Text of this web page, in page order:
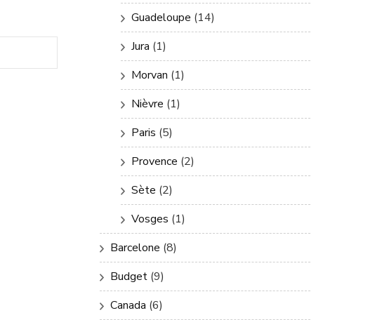
Guadeloupe (14)
Jura (1)
Morvan (1)
Nièvre (1)
Paris (5)
Provence (2)
Sète (2)
Vosges (1)
Barcelone (8)
Budget (9)
Canada (6)